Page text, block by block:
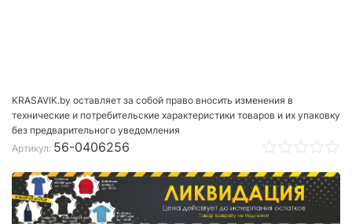
KRASAVIK.by оставляет за собой право вносить изменения в
технические и потребительские характеристики товаров и их упаковку
без предварительного уведомления
Артикул: 56-0406256